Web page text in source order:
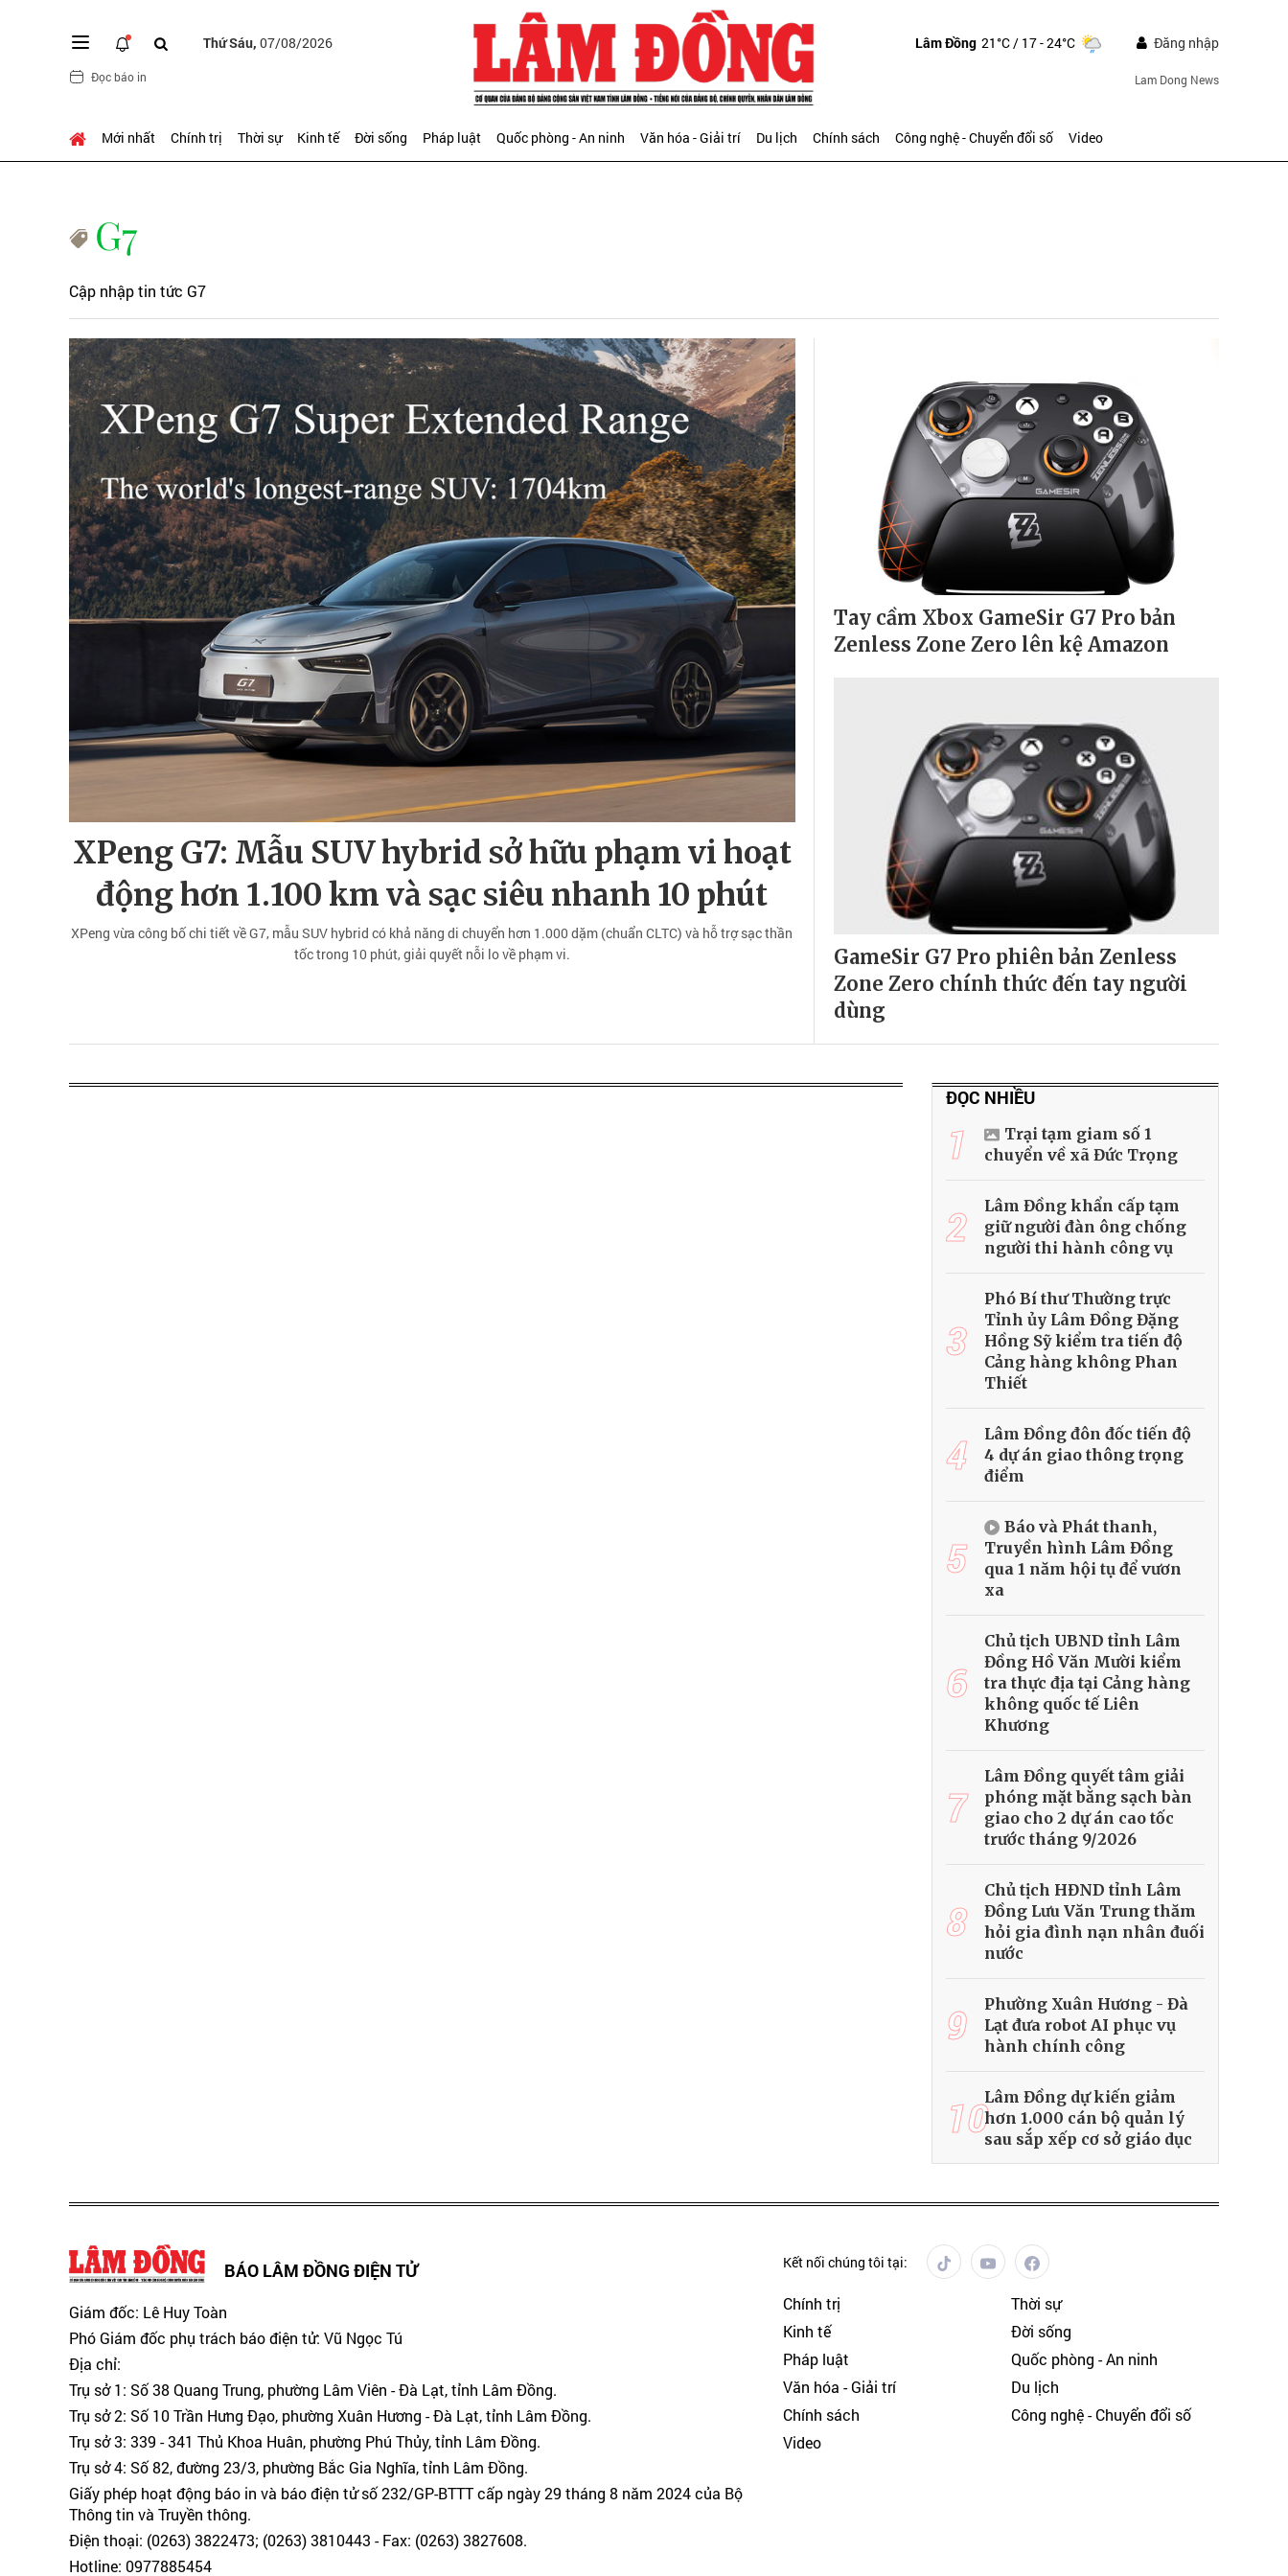
Thứ Sáu, 07/08/2026
Đọc báo in
Lâm Đồng 21°C/ 17 - 24°C Đăng nhập
Lam Dong News
Mới nhất Chính trị Thời sự Kinh tế Đời sống Pháp luật Quốc phòng - An ninh Văn hóa - Giải trí Du lịch Chính sách Công nghệ - Chuyển đổi số Video
G7
Cập nhập tin tức G7
XPeng G7: Mẫu SUV hybrid sở hữu phạm vi hoạt
động hơn 1.100 km và sạc siêu nhanh 10 phút
XPeng vừa công bố chi tiết về G7, mẫu SUV hybrid có khả năng di chuyển hơn 1.000 dặm (chuẩn CLTC) và hỗ trợ sạc thần
tốc trong 10 phút, giải quyết nỗi lo về phạm vi.
Tay cầm Xbox GameSir G7 Pro bản
Zenless Zone Zero lên kệ Amazon
GameSir G7 Pro phiên bản Zenless
Zone Zero chính thức đến tay người
dùng
ĐỌC NHIỀU
1
Trại tạm giam số 1
chuyển về xã Đức Trọng
2
Lâm Đồng khẩn cấp tạm
giữ người đàn ông chống
người thi hành công vụ
3
Phó Bí thư Thường trực
Tỉnh ủy Lâm Đồng Đặng
Hồng Sỹ kiểm tra tiến độ
Cảng hàng không Phan
Thiết
4
Lâm Đồng đôn đốc tiến độ
4 dự án giao thông trọng
điểm
5
Báo và Phát thanh,
Truyền hình Lâm Đồng
qua 1 năm hội tụ để vươn
xa
6
Chủ tịch UBND tỉnh Lâm
Đồng Hồ Văn Mười kiểm
tra thực địa tại Cảng hàng
không quốc tế Liên
Khương
7
Lâm Đồng quyết tâm giải
phóng mặt bằng sạch bàn
giao cho 2 dự án cao tốc
trước tháng 9/2026
8
Chủ tịch HĐND tỉnh Lâm
Đồng Lưu Văn Trung thăm
hỏi gia đình nạn nhân đuối
nước
9
Phường Xuân Hương - Đà
Lạt đưa robot AI phục vụ
hành chính công
10Lâm Đồng dự kiến giảm
hơn 1.000 cán bộ quản lý
sau sắp xếp cơ sở giáo dục
BÁO LÂM ĐỒNG ĐIỆN TỬ
Giám đốc: Lê Huy Toàn
Phó Giám đốc phụ trách báo điện tử: Vũ Ngọc Tú
Địa chỉ:
Trụ sở 1: Số 38 Quang Trung, phường Lâm Viên - Đà Lạt, tỉnh Lâm Đồng.
Trụ sở 2: Số 10 Trần Hưng Đạo, phường Xuân Hương - Đà Lạt, tỉnh Lâm Đồng.
Trụ sở 3: 339 - 341 Thủ Khoa Huân, phường Phú Thủy, tỉnh Lâm Đồng.
Trụ sở 4: Số 82, đường 23/3, phường Bắc Gia Nghĩa, tỉnh Lâm Đồng.
Giấy phép hoạt động báo in và báo điện tử số 232/GP-BTTT cấp ngày 29 tháng 8 năm 2024 của Bộ
Thông tin và Truyền thông.
Điện thoại: (0263) 3822473; (0263) 3810443 - Fax: (0263) 3827608.
Hotline: 0977885454
Kết nối chúng tôi tại:
Chính trị
Thời sự
Kinh tế
Đời sống
Pháp luật
Quốc phòng - An ninh
Văn hóa - Giải trí
Du lịch
Chính sách
Công nghệ - Chuyển đổi số
Video